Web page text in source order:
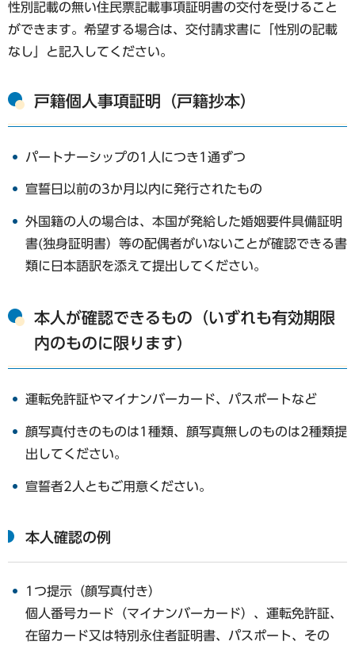
性別記載の無い住民票記載事項証明書の交付を受けること
ができます。希望する場合は、交付請求書に「性別の記載
なし」と記入してください。
戸籍個人事項証明（戸籍抄本）
パートナーシップの1人につき1通ずつ
宣誓日以前の3か月以内に発行されたもの
外国籍の人の場合は、本国が発給した婚姻要件具備証明
書(独身証明書）等の配偶者がいないことが確認できる書
類に日本語訳を添えて提出してください。
本人が確認できるもの（いずれも有効期限
内のものに限ります）
運転免許証やマイナンバーカード、パスポートなど
顔写真付きのものは1種類、顔写真無しのものは2種類提
出してください。
宣誓者2人ともご用意ください。
本人確認の例
1つ提示（顔写真付き）
個人番号カード（マイナンバーカード）、運転免許証、
在留カード又は特別永住者証明書、パスポート、その